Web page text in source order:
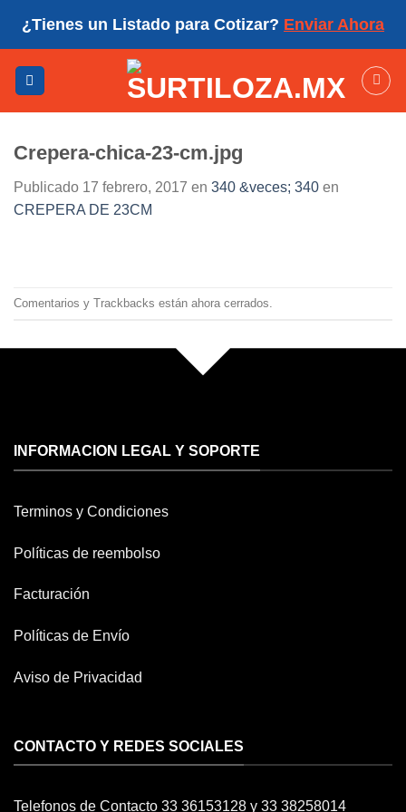
¿Tienes un Listado para Cotizar? Enviar Ahora
Crepera-chica-23-cm.jpg
Publicado 17 febrero, 2017 en 340 &veces; 340 en
CREPERA DE 23CM
Comentarios y Trackbacks están ahora cerrados.
INFORMACION LEGAL Y SOPORTE
Terminos y Condiciones
Políticas de reembolso
Facturación
Políticas de Envío
Aviso de Privacidad
CONTACTO Y REDES SOCIALES
Telefonos de Contacto 33 36153128 y 33 38258014